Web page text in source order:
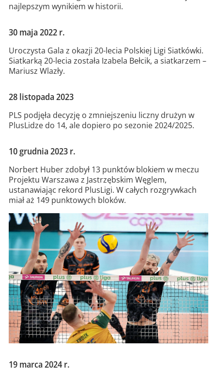
najlepszym wynikiem w historii.
30 maja 2022 r.
Uroczysta Gala z okazji 20-lecia Polskiej Ligi Siatkówki.
Siatkarką 20-lecia została Izabela Bełcik, a siatkarzem –
Mariusz Wlazły.
28 listopada 2023
PLS podjęła decyzję o zmniejszeniu liczny drużyn w
PlusLidze do 14, ale dopiero po sezonie 2024/2025.
10 grudnia 2023 r.
Norbert Huber zdobył 13 punktów blokiem w meczu
Projektu Warszawa z Jastrzębskim Węglem,
ustanawiając rekord PlusLigi. W całych rozgrywkach
miał aż 149 punktowych bloków.
19 marca 2024 r.